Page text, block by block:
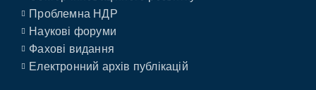
Проблемна НДР
Наукові форуми
Фахові видання
Електронний архів публікацій